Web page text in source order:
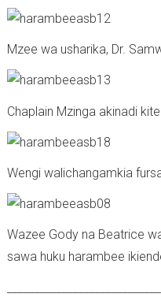
Mzee wa usharika, Dr.
Chaplain Mzinga akinadi
Wengi walichangamkia
Wazee Gody na Beatrice
sawa huku harambee